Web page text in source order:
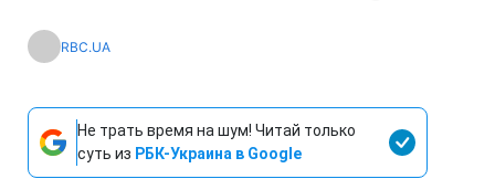
RBC.UA
Не трать время на шум! Читай только
суть из РБК-Украина в Google